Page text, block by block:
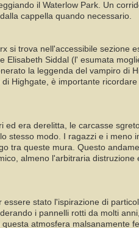
il Waterlow Park. Un
cappella quando necessario.
si trova nell'accessibile sezione
Siddal (l' esumata
la leggenda del vampiro di
Highgate, è importante
era derelitta, le carcasse
stesso modo. I ragazzi e i
tra queste mura. Questo
almeno l'arbitraria distruzione
stato l'ispirazione di
i pannelli rotti da molti
atmosfera malsanamente